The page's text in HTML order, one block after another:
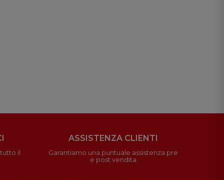
il
ASSISTENZA CLIENTI
Garantiamo una puntuale assistenza pre
e post vendita